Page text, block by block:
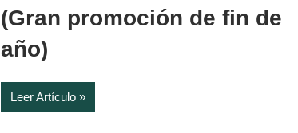
(Gran promoción de fin de
año)
Leer Artículo